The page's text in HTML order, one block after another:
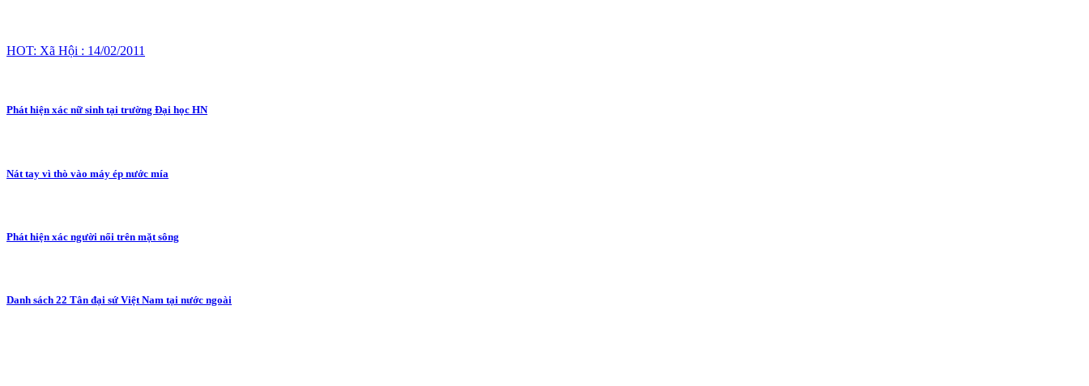
HOT: Xã Hội : 14/02/2011
Phát hiện xác nữ sinh tại trường Đại học HN
Nát tay vì thò vào máy ép nước mía
Phát hiện xác người nổi trên mặt sông
Danh sách 22 Tân đại sứ Việt Nam tại nước ngoài